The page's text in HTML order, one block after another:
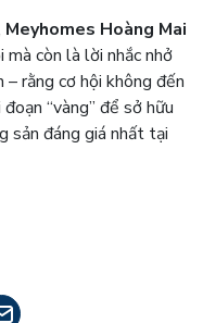
Meyhomes Hoàng Mai
mà còn là lời nhắc nhở
– rằng cơ hội không đến
“vàng” để sở hữu
sản đáng giá nhất tại